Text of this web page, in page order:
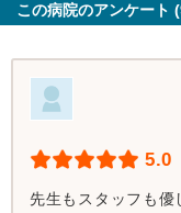
この病院のアンケート
5.0
先生もスタッフも優